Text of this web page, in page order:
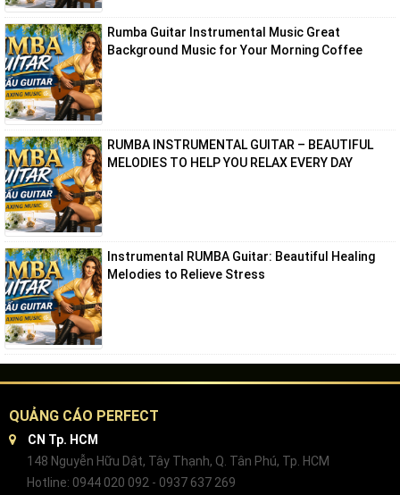
Rumba Guitar Instrumental Music Great
Background Music for Your Morning Coffee
RUMBA INSTRUMENTAL GUITAR – BEAUTIFUL
MELODIES TO HELP YOU RELAX EVERY DAY
Instrumental RUMBA Guitar: Beautiful Healing
Melodies to Relieve Stress
QUẢNG CÁO PERFECT
CN Tp. HCM
148 Nguyễn Hữu Dật, Tây Thạnh, Q. Tân Phú, Tp. HCM
Hotline: 0944 020 092 - 0937 637 269